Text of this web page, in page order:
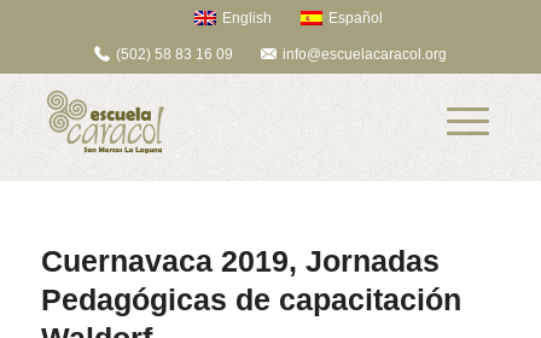
English Español
(502) 58 83 16 09 info@escuelacaracol.org
Cuernavaca 2019, Jornadas
Pedagógicas de capacitación